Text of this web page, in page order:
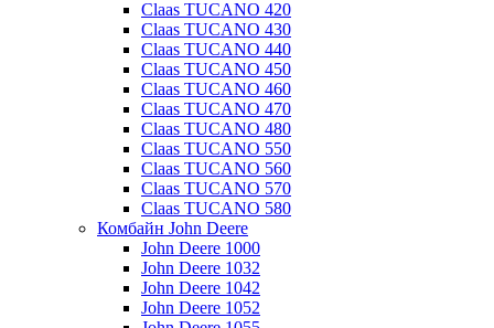
Claas TUCANO 420
Claas TUCANO 430
Claas TUCANO 440
Claas TUCANO 450
Claas TUCANO 460
Claas TUCANO 470
Claas TUCANO 480
Claas TUCANO 550
Claas TUCANO 560
Claas TUCANO 570
Claas TUCANO 580
Комбайн John Deere
John Deere 1000
John Deere 1032
John Deere 1042
John Deere 1052